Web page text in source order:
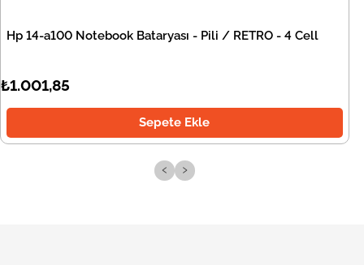
Hp 14-a100 Notebook Bataryası - Pili / RETRO - 4 Cell
₺1.001,85
Sepete Ekle
‹ ›